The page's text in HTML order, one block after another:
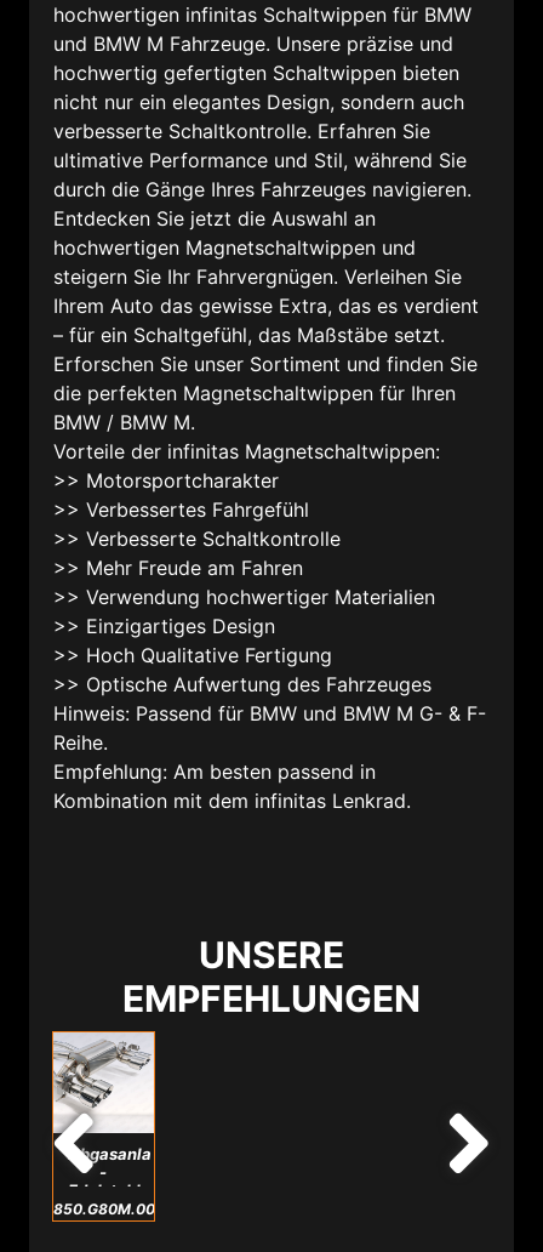
hochwertigen infinitas Schaltwippen für BMW
und BMW M Fahrzeuge. Unsere präzise und
hochwertig gefertigten Schaltwippen bieten
nicht nur ein elegantes Design, sondern auch
verbesserte Schaltkontrolle. Erfahren Sie
ultimative Performance und Stil, während Sie
durch die Gänge Ihres Fahrzeuges navigieren.
Entdecken Sie jetzt die Auswahl an
hochwertigen Magnetschaltwippen und
steigern Sie Ihr Fahrvergnügen. Verleihen Sie
Ihrem Auto das gewisse Extra, das es verdient
– für ein Schaltgefühl, das Maßstäbe setzt.
Erforschen Sie unser Sortiment und finden Sie
die perfekten Magnetschaltwippen für Ihren
BMW / BMW M.
Vorteile der infinitas Magnetschaltwippen:
>> Motorsportcharakter
>> Verbessertes Fahrgefühl
>> Verbesserte Schaltkontrolle
>> Mehr Freude am Fahren
>> Verwendung hochwertiger Materialien
>> Einzigartiges Design
>> Hoch Qualitative Fertigung
>> Optische Aufwertung des Fahrzeuges
Hinweis: Passend für BMW und BMW M G- & F-
Reihe.
Empfehlung: Am besten passend in
Kombination mit dem infinitas Lenkrad.
UNSERE
EMPFEHLUNGEN
Abgasanlage
-
Edelstahl
passend
für
850.G80M.0025.A